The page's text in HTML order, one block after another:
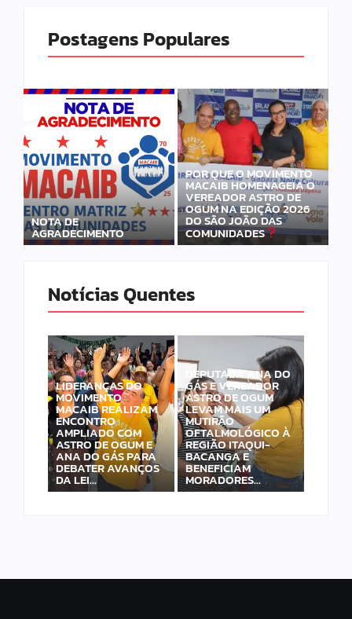
Postagens Populares
NOTA DE
AGRADECIMENTO
POR QUE O MOVIMENTO
MACAIB HOMENAGEIA O
VEREADOR ASTRO DE
OGUM NA EDIÇÃO 2026
DO SÃO JOÃO DAS
COMUNIDADES
Notícias Quentes
LIDERANÇAS DO
MOVIMENTO
MACAIB REALIZAM
ENCONTRO
AMPLIADO COM
ASTRO DE OGUM E
ANA DO GÁS PARA
DEBATER AVANÇOS
DA LEI…
DEPUTADA ANA DO
GÁS E VEREADOR
ASTRO DE OGUM
LEVAM MAIS UM
MUTIRÃO
OFTALMOLÓGICO À
REGIÃO ITAQUI-
BACANGA E
BENEFICIAM
MORADORES…